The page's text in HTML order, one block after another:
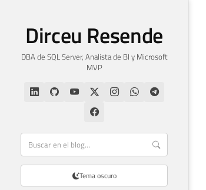
Dirceu Resende
DBA de SQL Server, Analista de BI y Microsoft
MVP
Tema oscuro